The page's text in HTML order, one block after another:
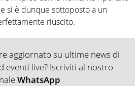
si è dunque sottoposto a un
riuscito.
aggiornato su ultime news di
eventi live? Iscriviti al nostro
WhatsApp